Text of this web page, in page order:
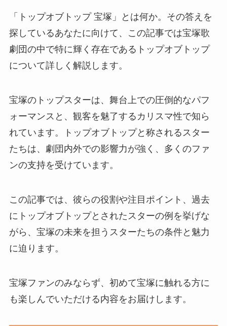
「トップオブトップ 宝塚」とは何か。その答えを
探しているあなたに向けて、この記事では宝塚歌
劇団の中で特に輝く存在であるトップオブトップ
について詳しく解説します。
宝塚のトップスターは、舞台上での圧倒的なパフ
ォーマンスと、観客を魅了するカリスマ性で知ら
れています。トップオブトップと称されるスター
たちは、劇団内外での影響力が強く、多くのファ
ンの支持を受けています。
この記事では、彼らの役割や注目ポイント、過去
にトップオブトップとされたスターの例を挙げな
がら、宝塚の未来を担うスターたちの条件と魅力
に迫ります。
宝塚ファンのみならず、初めて宝塚に触れる方に
も楽しんでいただける内容をお届けします。